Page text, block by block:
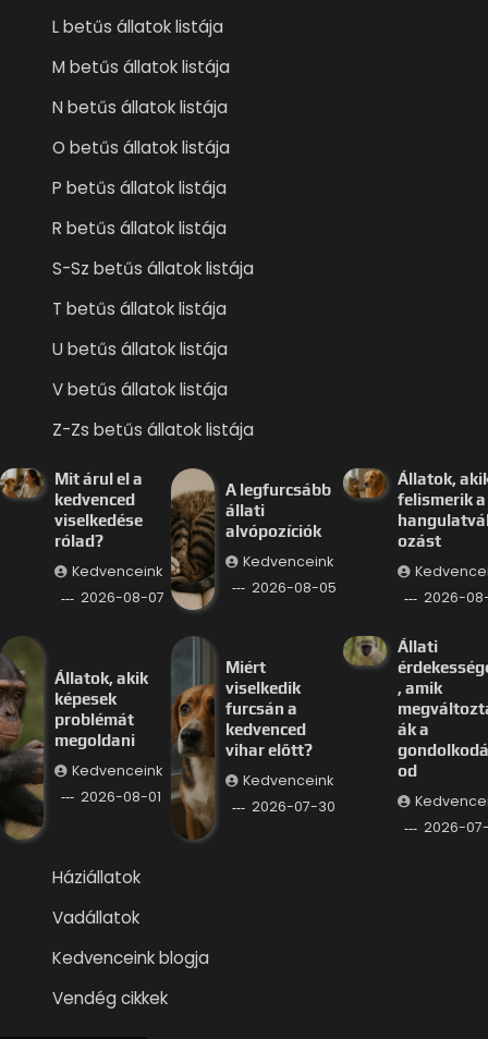
L betűs állatok listája
M betűs állatok listája
N betűs állatok listája
O betűs állatok listája
P betűs állatok listája
R betűs állatok listája
S-Sz betűs állatok listája
T betűs állatok listája
U betűs állatok listája
V betűs állatok listája
Z-Zs betűs állatok listája
Mit árul el a
kedvenced
viselkedése
rólad?
Kedvenceink
2026-08-07
A legfurcsább
állati
alvópozíciók
Kedvenceink
2026-08-05
Állatok,
felismerik a
ozást
2026-
Állatok, akik
képesek
problémát
megoldani
Kedvenceink
2026-08-01
Miért
viselkedik
furcsán a
kedvenced
vihar előtt?
Kedvenceink
2026-07-30
Állati
, amik
ák a
od
2026-
Háziállatok
Vadállatok
Kedvenceink blogja
Vendég cikkek